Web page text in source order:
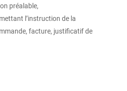
préalable,
l’instruction de la
facture, justificatif de